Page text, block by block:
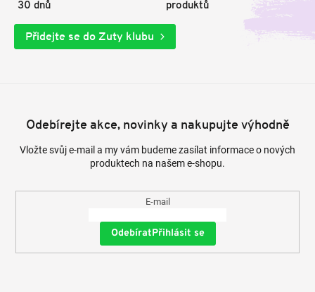
30 dnů
produktů
Přidejte se do Zuty klubu
Odebírejte akce, novinky a nakupujte výhodně
Vložte svůj e-mail a my vám budeme zasílat informace o nových
produktech na našem e-shopu.
E-mail
Přihlásit se